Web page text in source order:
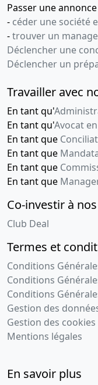
Passer une
- céder une société
-trouver un
Déclencher une
Déclencher un
Travailler avec
En tant qu'
En tant qu'Avocat
En tant que
En tant que
En tant que
En tant que
Co-investir à
Club Deal
Termes et
Conditions
Conditions
Conditions
Gestion des
Gestion des cookies
Mentions légales
En savoir plus